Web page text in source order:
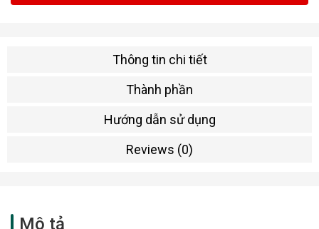
Thông tin chi tiết
Thành phần
Hướng dẫn sử dụng
Reviews (0)
Mô tả